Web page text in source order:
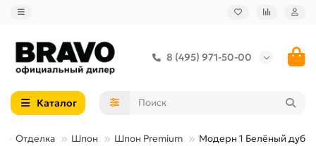
8 (495) 971-50-00
Каталог
Отделка Шпон Шпон Premium Модерн 1 Белёный дуб